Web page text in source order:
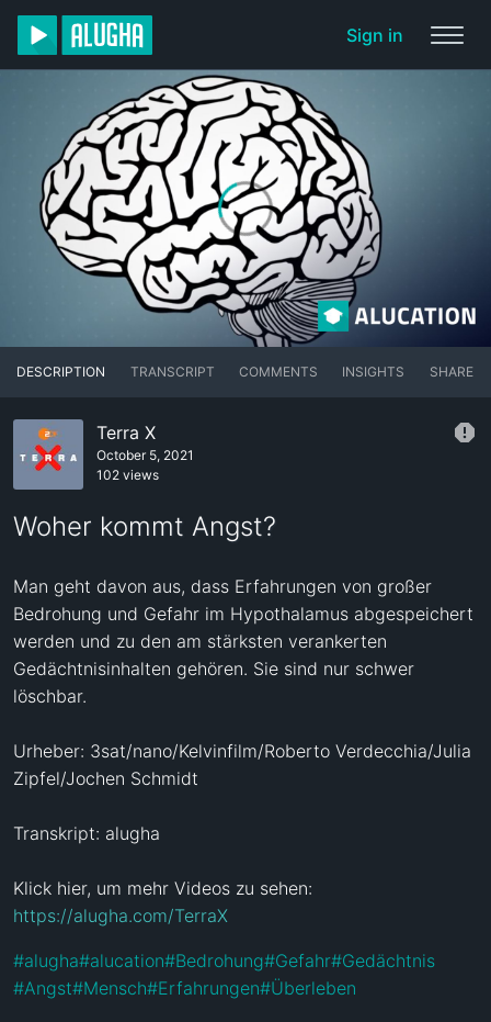
Sign in
DESCRIPTION TRANSCRIPT COMMENTS INSIGHTS SHARE
Terra X
October 5, 2021
102 views
Woher kommt Angst?
Man geht davon aus, dass Erfahrungen von großer
Bedrohung und Gefahr im Hypothalamus abgespeichert
werden und zu den am stärksten verankerten
Gedächtnisinhalten gehören. Sie sind nur schwer
löschbar.
Urheber: 3sat/nano/Kelvinfilm/Roberto Verdecchia/Julia
Zipfel/Jochen Schmidt
Transkript: alugha
https://alugha.com/TerraX
#alugha#alucation#Bedrohung#Gefahr#Gedächtnis
#Angst#Mensch#Erfahrungen#Überleben